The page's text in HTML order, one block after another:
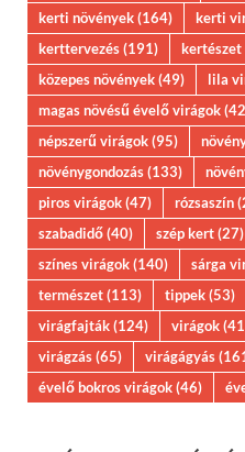
kerti növények(164) kerti
kerttervezés(191) kertészet
közepes növények(49) lila
magas növésű évelő virágok
népszerű virágok(95)
növénygondozás(133)
piros virágok(47) rózsaszín
szabadidő(40) szép kert(27)
színes virágok(140) sárga
természet(113) tippek(53)
virágfajták(124) virágok
virágzás(65) virágágyás
évelő bokros virágok(46)